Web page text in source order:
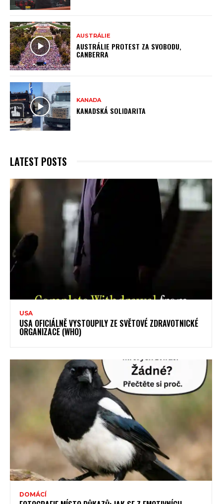
AUSTRÁLIE
AUSTRÁLIE PROTEST ZA SVOBODU,
CANBERRA
KANADA
KANADSKÁ SOLIDARITA
LATEST POSTS
USA
USA OFICIÁLNĚ VYSTOUPILY ZE SVĚTOVÉ ZDRAVOTNICKÉ
ORGANIZACE (WHO)
DOMÁCÍ